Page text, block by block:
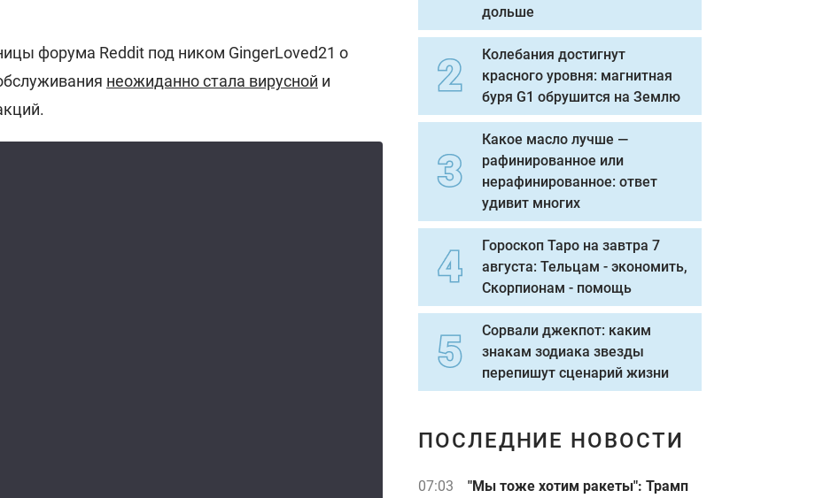
форума Reddit под ником GingerLoved21 о
неожиданно стала вирусной и
дольше
Колебания достигнут
красного уровня: магнитная
буря G1 обрушится на Землю
Какое масло лучше —
рафинированное или
нерафинированное: ответ
удивит многих
Гороскоп Таро на завтра 7
августа: Тельцам - экономить,
Скорпионам - помощь
Сорвали джекпот: каким
знакам зодиака звезды
перепишут сценарий жизни
ПОСЛЕДНИЕ НОВОСТИ
07:03
"Мы тоже хотим ракеты": Трамп